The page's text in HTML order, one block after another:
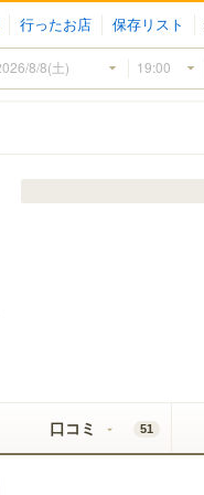
行ったお店 保存リスト
口コミ 51